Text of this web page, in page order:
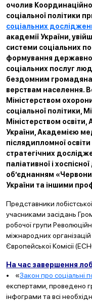
очолив
соціальної політики
соціальних
академії України,
системи соціальних
формування
соціальних послуг
бездомним
верствам населення.
Міністерством
соціальної політики,
Міністерством
України, Академією
післядипломної
стратегічних
паліативної і
об’єднанням
України та іншими
Представники
учасниками засідань
робочої групи
міжнародних
Європейської Комісії
На час завершення
• «Закон про соціальні
експертами, проведено
інфограми та всі